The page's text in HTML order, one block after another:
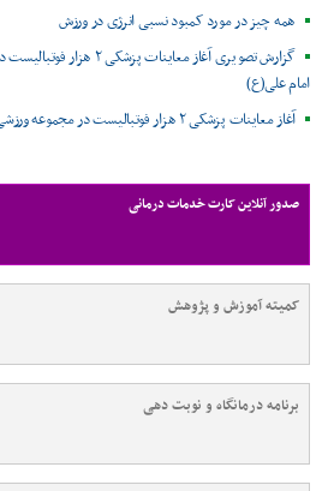
همه چیز در مورد کمبود نسبی انرژی در ورزش
گزارش تصویری آغاز معاینات
امام علی(ع)
آغاز معاینات پزشکی ۲ هزار فوتبالیست در مجموعه ورزشی امام علی(ع)
صدور آنلاین کارت خدمات درمانی
کمیته آموزش و پژوهش
برنامه درمانگاه و نوبت دهی